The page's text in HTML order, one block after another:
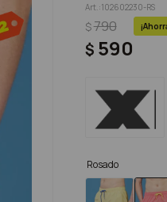
102602230-RS
$ 590
$790
Rosado